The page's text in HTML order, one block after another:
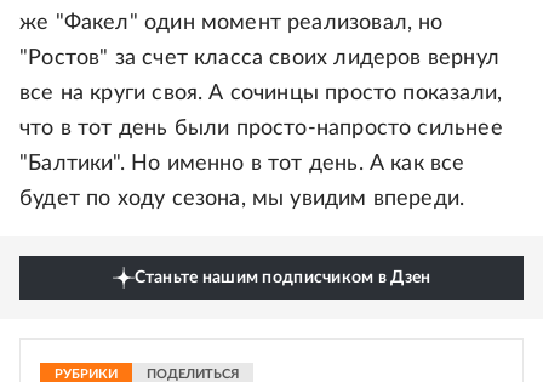
же "Факел" один момент реализовал, но
"Ростов" за счет класса своих лидеров вернул
все на круги своя. А сочинцы просто показали,
что в тот день были просто-напросто сильнее
"Балтики". Но именно в тот день. А как все
будет по ходу сезона, мы увидим впереди.
Станьте нашим подписчиком в Дзен
РУБРИКИ ПОДЕЛИТЬСЯ